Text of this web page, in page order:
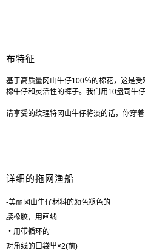
布特征
基于高质量冈山牛仔100％的棉花，这是
棉牛仔和灵活性的裤子。我们用10盎司牛
请享受的纹理特冈山牛仔将淡的话，你穿着
详细的拖网渔船
-美丽冈山牛仔材料的颜色褪色的
腰橡胶，用画线
・用带循环的
对角线的口袋里×2(前)